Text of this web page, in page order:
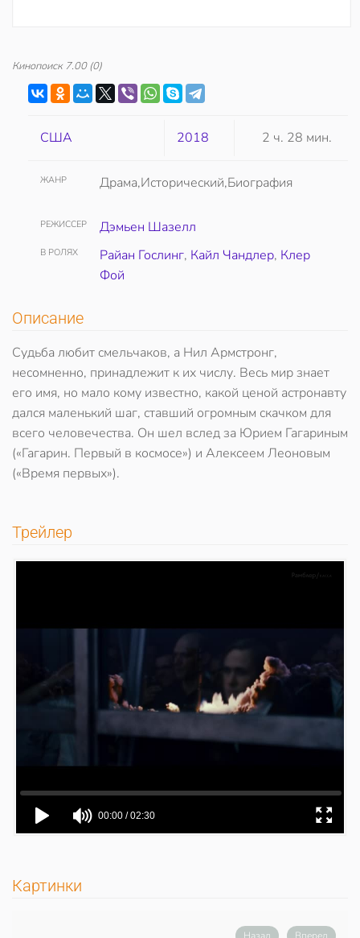
Кинопоиск 7.00(0)
США 2018 2 ч. 28 мин.
ЖАНР Драма,Исторический,Биография
РЕЖИССЕР Дэмьен Шазелл
В РОЛЯХ Райан Гослинг, Кайл Чандлер, Клер
Фой
Описание
Судьба любит смельчаков, а Нил Армстронг,
несомненно, принадлежит к их числу. Весь мир знает
его имя, но мало кому известно, какой ценой астронавту
дался маленький шаг, ставший огромным скачком для
всего человечества. Он шел вслед за Юрием Гагариным
(«Гагарин. Первый в космосе») и Алексеем Леоновым
(«Время первых»).
Трейлер
Картинки